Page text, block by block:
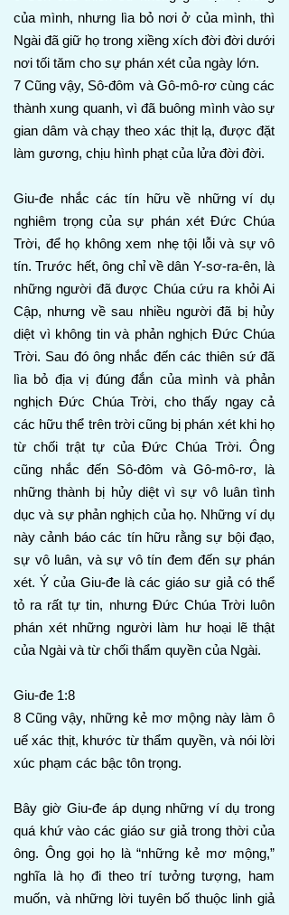
của mình, nhưng lìa bỏ nơi ở của mình, thì
Ngài đã giữ họ trong xiềng xích đời đời dưới
nơi tối tăm cho sự phán xét của ngày lớn.
7 Cũng vậy, Sô-đôm và Gô-mô-rơ cùng các
thành xung quanh, vì đã buông mình vào sự
gian dâm và chạy theo xác thịt lạ, được đặt
làm gương, chịu hình phạt của lửa đời đời.
Giu-đe nhắc các tín hữu về những ví dụ
nghiêm trọng của sự phán xét Đức Chúa
Trời, để họ không xem nhẹ tội lỗi và sự vô
tín. Trước hết, ông chỉ về dân Y-sơ-ra-ên, là
những người đã được Chúa cứu ra khỏi Ai
Cập, nhưng về sau nhiều người đã bị hủy
diệt vì không tin và phản nghịch Đức Chúa
Trời. Sau đó ông nhắc đến các thiên sứ đã
lìa bỏ địa vị đúng đắn của mình và phản
nghịch Đức Chúa Trời, cho thấy ngay cả
các hữu thể trên trời cũng bị phán xét khi họ
từ chối trật tự của Đức Chúa Trời. Ông
cũng nhắc đến Sô-đôm và Gô-mô-rơ, là
những thành bị hủy diệt vì sự vô luân tình
dục và sự phản nghịch của họ. Những ví dụ
này cảnh báo các tín hữu rằng sự bội đạo,
sự vô luân, và sự vô tín đem đến sự phán
xét. Ý của Giu-đe là các giáo sư giả có thể
tỏ ra rất tự tin, nhưng Đức Chúa Trời luôn
phán xét những người làm hư hoại lẽ thật
của Ngài và từ chối thẩm quyền của Ngài.
Giu-đe 1:8
8 Cũng vậy, những kẻ mơ mộng này làm ô
uế xác thịt, khước từ thẩm quyền, và nói lời
xúc phạm các bậc tôn trọng.
Bây giờ Giu-đe áp dụng những ví dụ trong
quá khứ vào các giáo sư giả trong thời của
ông. Ông gọi họ là “những kẻ mơ mộng,”
nghĩa là họ đi theo trí tưởng tượng, ham
muốn, và những lời tuyên bố thuộc linh giả